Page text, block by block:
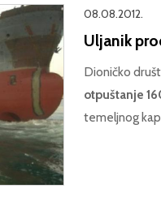
08.08.2012.
Uljanik
Dioničko
otpuštanje
temeljnog